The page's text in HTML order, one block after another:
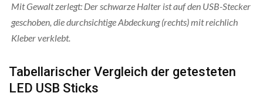
Mit Gewalt zerlegt: Der schwarze Halter ist auf den USB-Stecker
geschoben, die durchsichtige Abdeckung (rechts) mit reichlich
Kleber verklebt.
Tabellarischer Vergleich der getesteten
LED USB Sticks